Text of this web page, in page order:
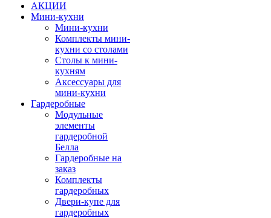
АКЦИИ
Мини-кухни
Мини-кухни
Комплекты мини-
кухни со столами
Столы к мини-
кухням
Аксессуары для
мини-кухни
Гардеробные
Модульные
элементы
гардеробной
Белла
Гардеробные на
заказ
Комплекты
гардеробных
Двери-купе для
гардеробных